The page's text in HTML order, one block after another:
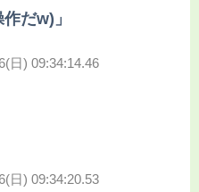
だw)」
日) 09:34:14.46
日) 09:34:20.53